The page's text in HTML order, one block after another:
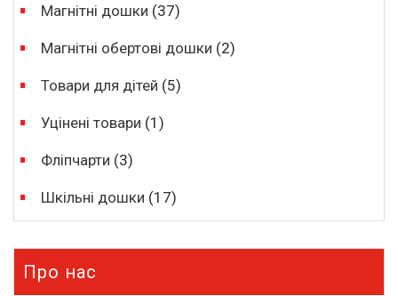
Магнітні дошки (37)
Магнітні обертові дошки (2)
Товари для дітей (5)
Уцінені товари (1)
Фліпчарти (3)
Шкільні дошки (17)
Про нас